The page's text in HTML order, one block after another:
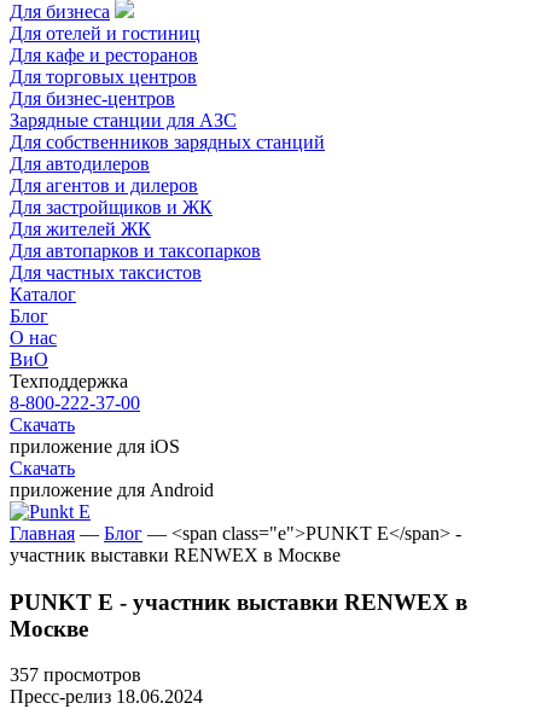
Для бизнеса
Для отелей и гостиниц
Для кафе и ресторанов
Для торговых центров
Для бизнес-центров
Зарядные станции для АЗС
Для собственников зарядных станций
Для автодилеров
Для агентов и дилеров
Для застройщиков и ЖК
Для жителей ЖК
Для автопарков и таксопарков
Для частных таксистов
Каталог
Блог
О нас
ВиО
Техподдержка
8-800-222-37-00
Скачать
приложение для iOS
Скачать
приложение для Android
Главная — Блог — <span class="e">PUNKT E</span> -
участник выставки RENWEX в Москве
PUNKT E - участник выставки RENWEX в
Москве
357 просмотров
Пресс-релиз 18.06.2024